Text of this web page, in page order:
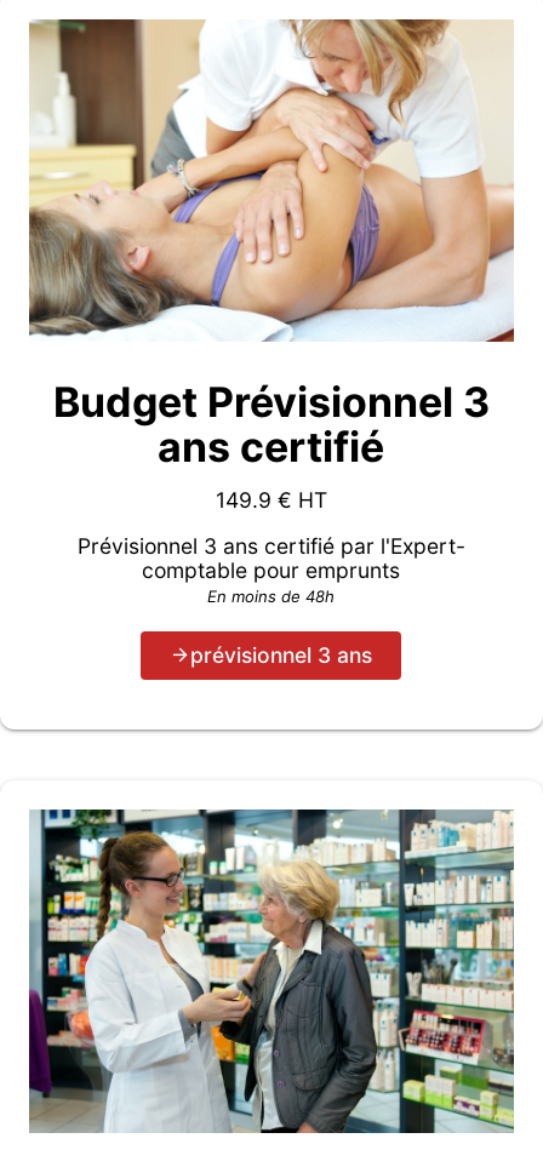
Budget Prévisionnel 3
ans certifié
149.9 € HT
Prévisionnel 3 ans certifié par l'Expert-
comptable pour emprunts
En moins de 48h
prévisionnel 3 ans